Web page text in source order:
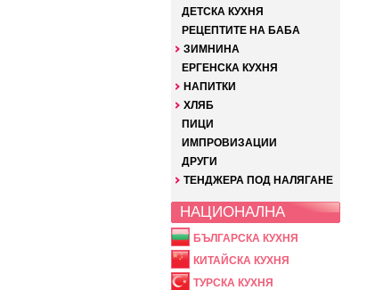
ДЕТСКА КУХНЯ
РЕЦЕПТИТЕ НА БАБА
ЗИМНИНА
ЕРГЕНСКА КУХНЯ
НАПИТКИ
ХЛЯБ
ПИЦИ
ИМПРОВИЗАЦИИ
ДРУГИ
ТЕНДЖЕРА ПОД НАЛЯГАНЕ
НАЦИОНАЛНА
БЪЛГАРСКА КУХНЯ
КИТАЙСКА КУХНЯ
ТУРСКА КУХНЯ